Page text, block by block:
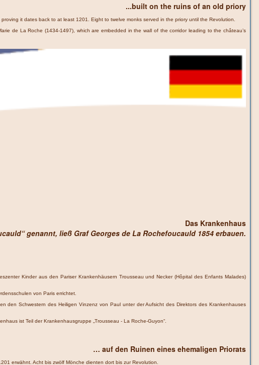
...built on the ruins of an old priory
it dates back to at least 1201. Eight to twelve monks served in the priory until the Revolution.
de La Roche (1434-1497), which are embedded in the wall of the corridor leading to the château’s
Das Krankenhaus
genannt, ließ Graf Georges de La Rochefoucauld 1854 erbauen.
Kinder aus den Pariser Krankenhäusern Trousseau und Necker (Hôpital des Enfants Malades)
von Paris errichtet.
den Schwestern des Heiligen Vinzenz von Paul unter der Aufsicht des Direktors des Krankenhauses
ist Teil der Krankenhausgruppe „Trousseau - La Roche-Guyon“.
… auf den Ruinen eines ehemaligen Priorats
erwähnt. Acht bis zwölf Mönche dienten dort bis zur Revolution.